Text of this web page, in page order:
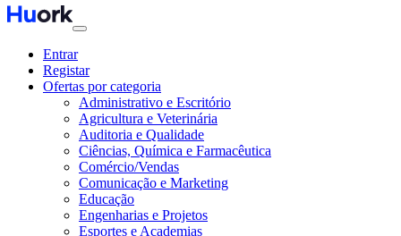
Entrar
Registar
Ofertas por categoria
Administrativo e Escritório
Agricultura e Veterinária
Auditoria e Qualidade
Ciências, Química e Farmacêutica
Comércio/Vendas
Comunicação e Marketing
Educação
Engenharias e Projetos
Esportes e Academias